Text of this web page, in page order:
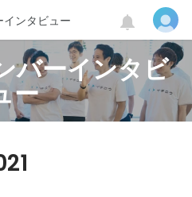
ンタビュー
バーインタビ
ー